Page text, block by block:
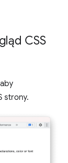
CSS
strony.